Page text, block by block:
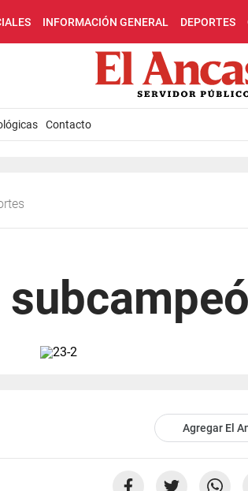
INFORMACIÓN GENERAL DEPORTES
Contacto
Agregar El